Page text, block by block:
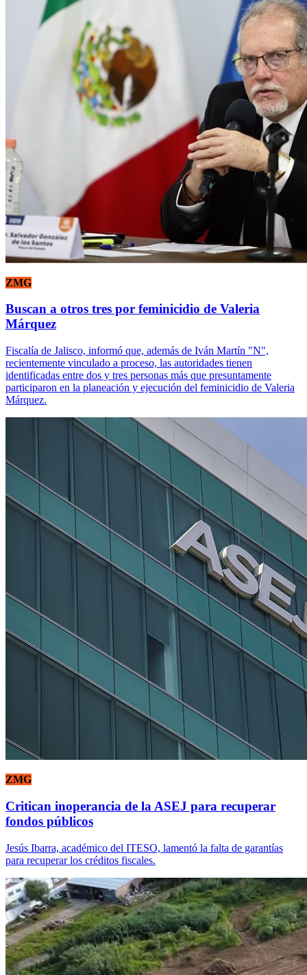
ZMG
Buscan a otros tres por feminicidio de Valeria
Márquez
Fiscalía de Jalisco, informó que, además de Iván Martín "N",
recientemente vinculado a proceso, las autoridades tienen
identificadas entre dos y tres personas más que presuntamente
participaron en la planeación y ejecución del feminicidio de Valeria
Márquez.
ZMG
Critican inoperancia de la ASEJ para recuperar
fondos públicos
Jesús Ibarra, académico del ITESO, lamentó la falta de garantías
para recuperar los créditos fiscales.